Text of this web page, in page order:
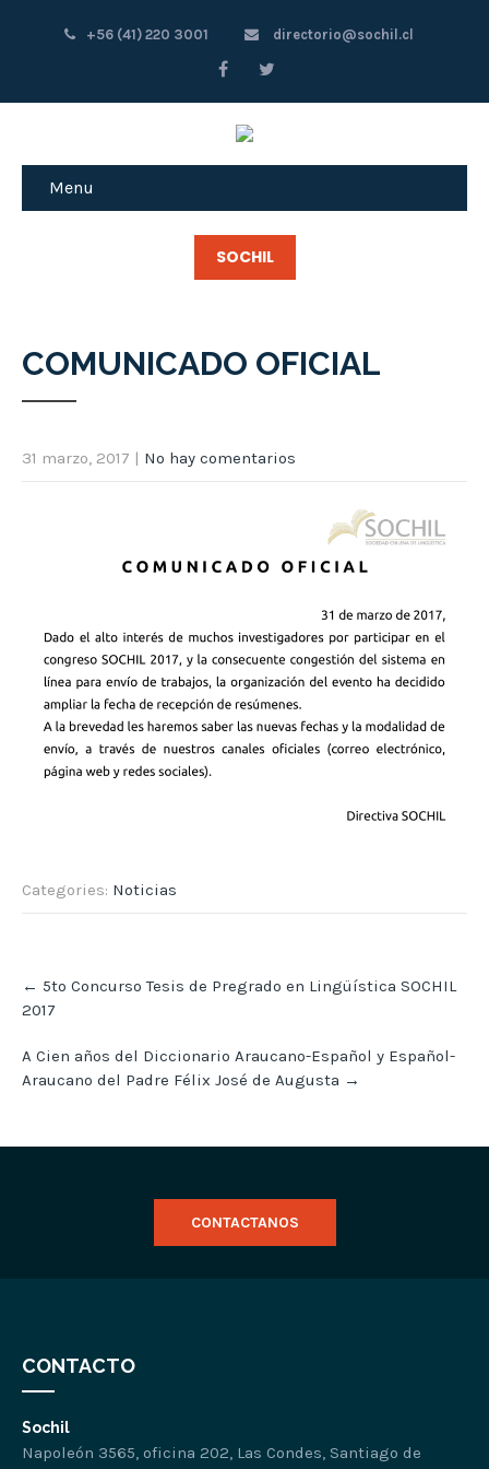
+56 (41) 220 3001 directorio@sochil.cl
Menu
SOCHIL
COMUNICADO OFICIAL
31 marzo, 2017 | No hay comentarios
Categories: Noticias
navigation
← 5to Concurso Tesis de Pregrado en Lingüística SOCHIL
2017
A Cien años del Diccionario Araucano-Español y Español-
Araucano del Padre Félix José de Augusta →
CONTACTANOS
CONTACTO
Sochil
Napoleón 3565, oficina 202, Las Condes, Santiago de